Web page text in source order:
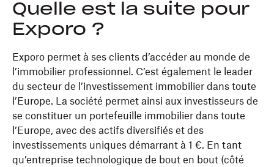
Quelle est la suite pour
Exporo ?
Exporo permet à ses clients d’accéder au monde de
l’immobilier professionnel. C’est également le leader
du secteur de l’investissement immobilier dans toute
l’Europe. La société permet ainsi aux investisseurs de
se constituer un portefeuille immobilier dans toute
l’Europe, avec des actifs diversifiés et des
investissements uniques démarrant à 1 €. En tant
qu’entreprise technologique de bout en bout (côté